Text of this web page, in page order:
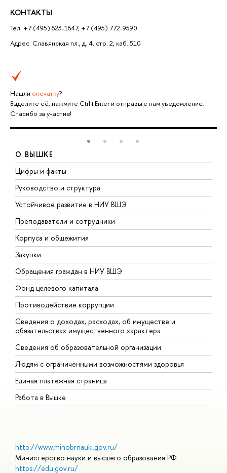
КОНТАКТЫ
Тел: +7 (495) 623-1647, +7 (495) 772-9590
Адрес: Славянская пл., д. 4, стр. 2, каб. 510
Нашли опечатку?
Выделите её, нажмите Ctrl+Enter и отправьте нам уведомление.
Спасибо за участие!
О ВЫШКЕ
Цифры и факты
Руководство и структура
Устойчивое развитие в НИУ ВШЭ
Преподаватели и сотрудники
Корпуса и общежития
Закупки
Обращения граждан в НИУ ВШЭ
Фонд целевого капитала
Противодействие коррупции
Сведения о доходах, расходах, об имуществе и
обязательствах имущественного характера
Сведения об образовательной организации
Людям с ограниченными возможностями здоровья
Единая платежная страница
Работа в Вышке
http://www.minobrnauki.gov.ru/
Министерство науки и высшего образования РФ
https://edu.gov.ru/